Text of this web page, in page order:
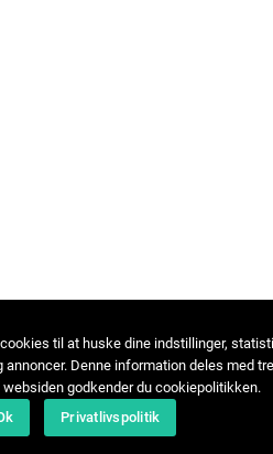
til at huske dine indstillinger,
Denne information deles med
godkender du cookiepolitikken.
Privatlivspolitik